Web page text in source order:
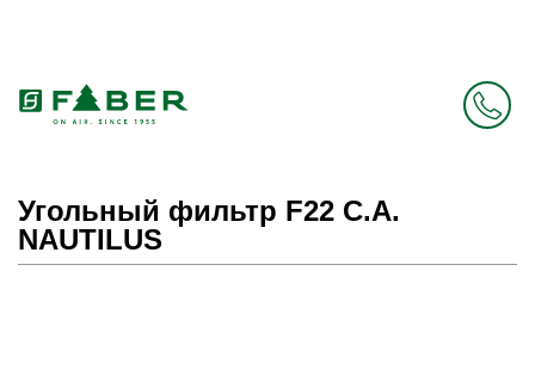
Угольный фильтр F22 C.A.
NAUTILUS